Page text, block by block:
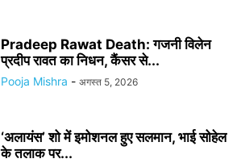
Pradeep Rawat Death: गजनी विलेन
प्रदीप रावत का निधन, कैंसर से...
Pooja Mishra - अगस्त 5, 2026
‘अलायंस’ शो में इमोशनल हुए सलमान, भाई सोहेल
के तलाक पर...